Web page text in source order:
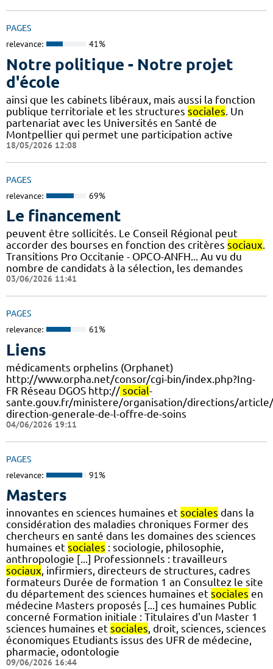
PAGES
relevance: 41%
Notre politique - Notre projet
d'école
ainsi que les cabinets libéraux, mais aussi la fonction
publique territoriale et les structures sociales. Un
partenariat avec les Universités en Santé de
Montpellier qui permet une participation active
18/05/2026 12:08
PAGES
relevance: 69%
Le financement
peuvent être sollicités. Le Conseil Régional peut
accorder des bourses en fonction des critères sociaux.
Transitions Pro Occitanie - OPCO-ANFH... Au vu du
nombre de candidats à la sélection, les demandes
03/06/2026 11:41
PAGES
relevance: 61%
Liens
médicaments orphelins (Orphanet)
http://www.orpha.net/consor/cgi-bin/index.php?Ing-
FR Réseau DGOS http:// social-
sante.gouv.fr/ministere/organisation/directions/
direction-generale-de-l-offre-de-soins
04/06/2026 19:11
PAGES
relevance: 91%
Masters
innovantes en sciences humaines et sociales dans la
considération des maladies chroniques Former des
chercheurs en santé dans les domaines des sciences
humaines et sociales : sociologie, philosophie,
anthropologie [...] Professionnels : travailleurs
sociaux, infirmiers, directeurs de structures, cadres
formateurs Durée de formation 1 an Consultez le site
du département des sciences humaines et sociales en
médecine Masters proposés [...] ces humaines Public
concerné Formation initiale : Titulaires d'un Master 1
sciences humaines et sociales, droit, sciences, sciences
économiques Etudiants issus des UFR de médecine,
pharmacie, odontologie
09/06/2026 16:44